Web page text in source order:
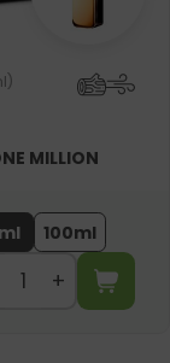
MILLION
100ml